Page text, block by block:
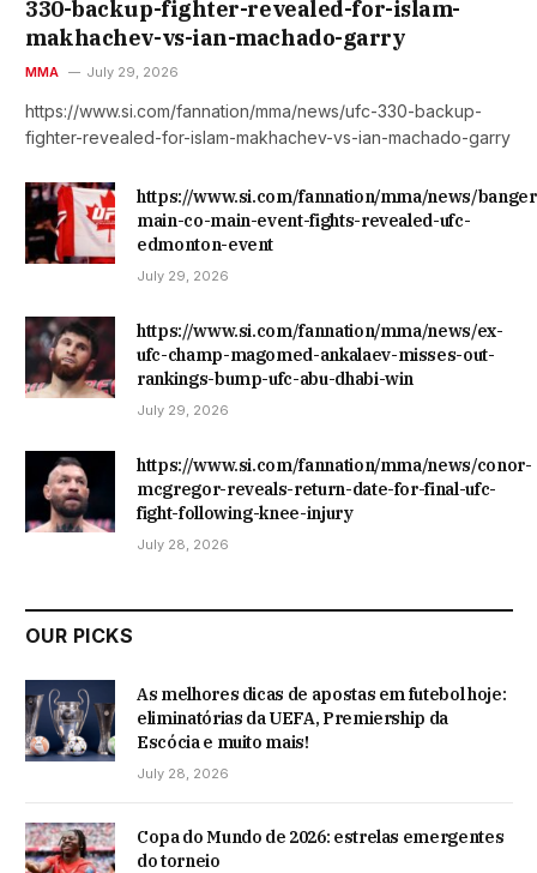
330-backup-fighter-revealed-for-islam-
makhachev-vs-ian-machado-garry
MMA July 29, 2026
https://www.si.com/fannation/mma/news/ufc-330-backup-
fighter-revealed-for-islam-makhachev-vs-ian-machado-garry
https://www.si.com/fannation/mma/news/
main-co-main-event-fights-revealed-ufc-
edmonton-event
July 29, 2026
https://www.si.com/fannation/mma/news/ex-
ufc-champ-magomed-ankalaev-misses-out-
rankings-bump-ufc-abu-dhabi-win
July 29, 2026
https://www.si.com/fannation/mma/news/conor-
mcgregor-reveals-return-date-for-final-ufc-
fight-following-knee-injury
July 28, 2026
OUR PICKS
As melhores dicas de apostas em futebol hoje:
eliminatórias da UEFA, Premiership da
Escócia e muito mais!
July 28, 2026
Copa do Mundo de 2026: estrelas emergentes
do torneio